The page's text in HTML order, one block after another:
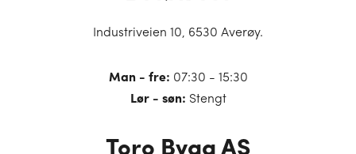
Industriveien 10, 6530 Averøy.
Man - fre: 07:30 - 15:30
Lør - søn: Stengt
Toro Bygg AS